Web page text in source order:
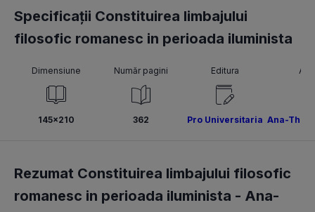
Specificații Constituirea limbajului
filosofic romanesc in perioada iluminista
Dimensiune
145x210
Număr pagini
362
Editura
Pro Universitaria Ana-
Rezumat Constituirea limbajului filosofic
romanesc in perioada iluminista - Ana-